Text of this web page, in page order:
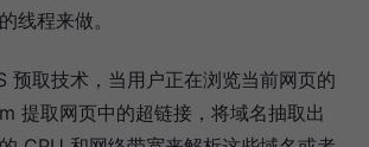
线程来做。
预取技术，当用户正在浏览当前网页的
提取网页中的超链接，将域名抽取出